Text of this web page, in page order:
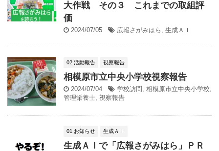
大作戦 その３ これまでの取組評
価
2024/07/05 広報さがみはら , 生成ＡＩ
02 活動報告 視察報告
相模原市立中央小学校視察報告
2024/07/04 学校訪問 , 相模原市立中央小学校,
管理栄養士, 視察報告
01 お知らせ 生成ＡＩ
生成ＡＩで「広報さがみはら」ＰＲ